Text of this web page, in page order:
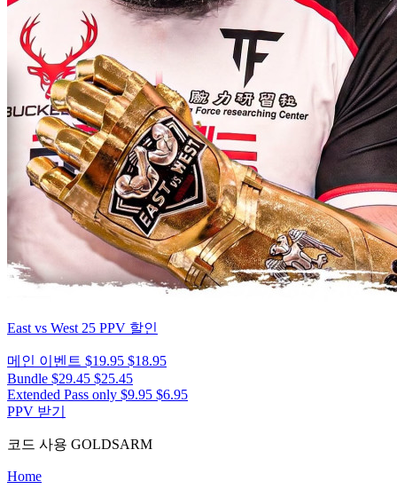
East vs West 25 PPV 할인
메인 이벤트 $19.95 $18.95
Bundle $29.45 $25.45
Extended Pass only $9.95 $6.95
PPV 받기
코드 사용 GOLDSARM
Home